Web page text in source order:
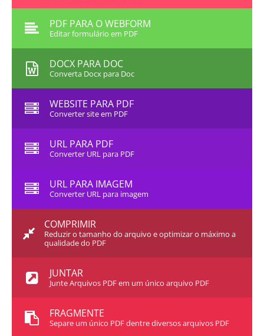
PDF PARA O WEBFORM
Editar formulário em PDF
DOCX PARA DOC
Converta Docx para Doc
WEBSITE PARA PDF
Converter site em PDF
URL PARA PDF
Converter URL para PDF
URL PARA IMAGEM
Converter URL para imagem
COMPRIMIR
Reduzir o tamanho do arquivo e optimizar o máximo a
qualidade do PDF
JUNTAR
Junte Arquivos PDF em um único arquivo PDF
FRAGMENTE
Separe um único PDF dentre diversos arquivos PDF